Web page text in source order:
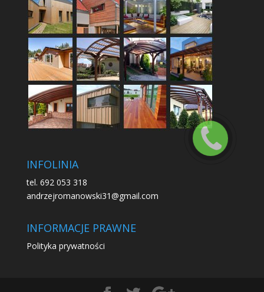
INFOLINIA
tel. 692 053 318
andrzejromanowski31@gmail.com
INFORMACJE PRAWNE
Polityka prywatności